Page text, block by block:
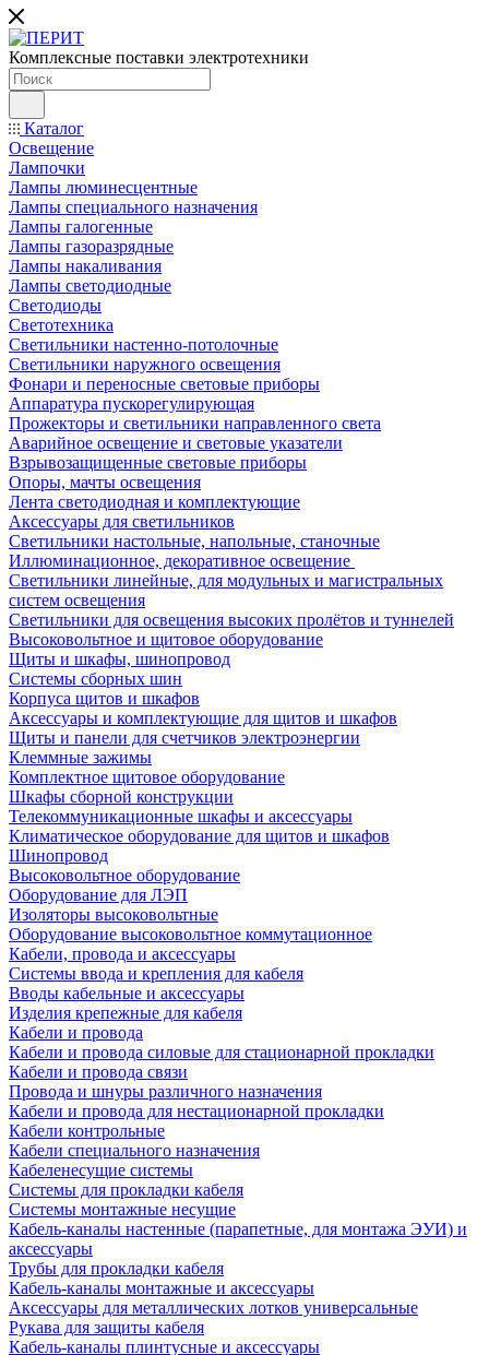
Комплексные поставки электротехники
Каталог
Освещение
Лампочки
Лампы люминесцентные
Лампы специального назначения
Лампы галогенные
Лампы газоразрядные
Лампы накаливания
Лампы светодиодные
Светодиоды
Светотехника
Светильники настенно-потолочные
Светильники наружного освещения
Фонари и переносные световые приборы
Аппаратура пускорегулирующая
Прожекторы и светильники направленного света
Аварийное освещение и световые указатели
Взрывозащищенные световые приборы
Опоры, мачты освещения
Лента светодиодная и комплектующие
Аксессуары для светильников
Светильники настольные, напольные, станочные
Иллюминационное, декоративное освещение
Светильники линейные, для модульных и магистральных
систем освещения
Светильники для освещения высоких пролётов и туннелей
Высоковольтное и щитовое оборудование
Щиты и шкафы, шинопровод
Системы сборных шин
Корпуса щитов и шкафов
Аксессуары и комплектующие для щитов и шкафов
Щиты и панели для счетчиков электроэнергии
Клеммные зажимы
Комплектное щитовое оборудование
Шкафы сборной конструкции
Телекоммуникационные шкафы и аксессуары
Климатическое оборудование для щитов и шкафов
Шинопровод
Высоковольтное оборудование
Оборудование для ЛЭП
Изоляторы высоковольтные
Оборудование высоковольтное коммутационное
Кабели, провода и аксессуары
Системы ввода и крепления для кабеля
Вводы кабельные и аксессуары
Изделия крепежные для кабеля
Кабели и провода
Кабели и провода силовые для стационарной прокладки
Кабели и провода связи
Провода и шнуры различного назначения
Кабели и провода для нестационарной прокладки
Кабели контрольные
Кабели специального назначения
Кабеленесущие системы
Системы для прокладки кабеля
Системы монтажные несущие
Кабель-каналы настенные (парапетные, для монтажа ЭУИ) и
аксессуары
Трубы для прокладки кабеля
Кабель-каналы монтажные и аксессуары
Аксессуары для металлических лотков универсальные
Рукава для защиты кабеля
Кабель-каналы плинтусные и аксессуары